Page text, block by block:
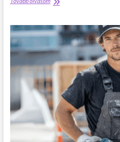
s
m
é
l
y
e
n
e
k
é
s
e
ó
k
a
k
a
m
i
k
o
y
a
n
v
á
l
a
s
z
d
k
i